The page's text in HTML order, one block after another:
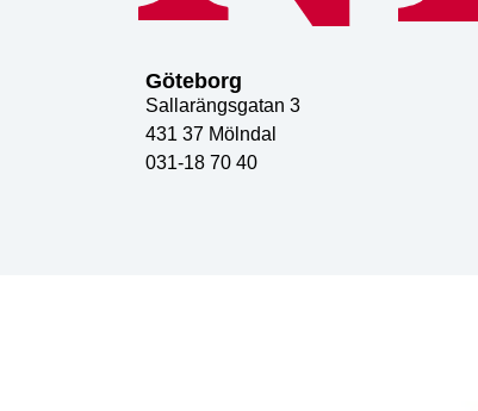
Göteborg
Sallarängsgatan 3
431 37 Mölndal
031-18 70 40